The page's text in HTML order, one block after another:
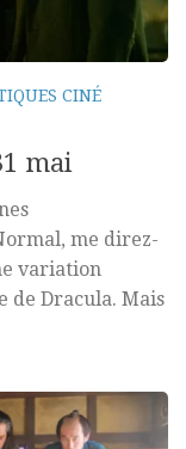
CINÉ
mai
me direz-
variation
de Dracula. Mais